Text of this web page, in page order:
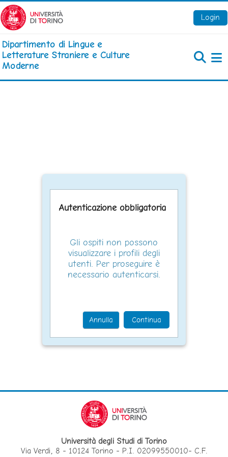
Vai al contenuto principale
Login
Dipartimento di Lingue e
Letterature Straniere e Culture
Moderne
Autenticazione obbligatoria
Gli ospiti non possono
visualizzare i profili degli
utenti. Per proseguire è
necessario autenticarsi.
Annulla Continua
Università degli Studi di Torino
Via Verdi, 8 - 10124 Torino - P.I. 02099550010- C.F.